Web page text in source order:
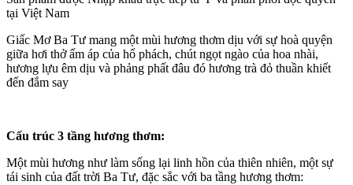
tại Việt Nam
Giấc Mơ Ba Tư mang một mùi hương thơm dịu với sự hoà quyện
giữa hơi thở ấm áp của hổ phách, chút ngọt ngào của hoa nhài,
hương lựu êm dịu và phảng phất đâu đó hương trà đỏ thuần khiết
đến đắm say
Cấu trúc 3 tầng hương thơm:
Một mùi hương như làm sống lại linh hồn của thiên nhiên, một sự
tái sinh của đất trời Ba Tư, đặc sắc với ba tầng hương thơm: